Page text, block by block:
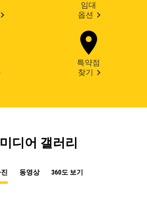
임대
옵션
특약점
찾기
미디어 갤러리
동영상 360도 보기